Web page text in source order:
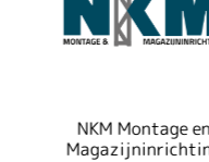
NKM Montage en
Magazijninrichting